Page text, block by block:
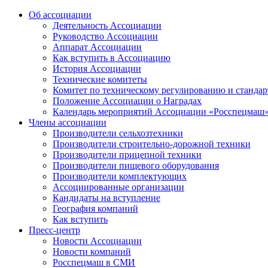
Об ассоциации
Деятельность Ассоциации
Руководство Ассоциации
Аппарат Ассоциации
Как вступить в Ассоциацию
История Ассоциации
Технические комитеты
Комитет по техническому регулированию и
Положение Ассоциации о Наградах
Календарь мероприятий Ассоциации «Росспецмаш»
Члены ассоциации
Производители сельхозтехники
Производители строительно-дорожной техники
Производители прицепной техники
Производители пищевого оборудования
Производители комплектующих
Ассоциированные организации
Кандидаты на вступление
География компаний
Как вступить
Пресс-центр
Новости Ассоциации
Новости компаний
Росспецмаш в СМИ